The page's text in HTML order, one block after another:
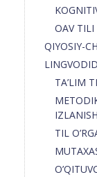
OAV TILI
QIYOSIY-
TA’LIM
TIL